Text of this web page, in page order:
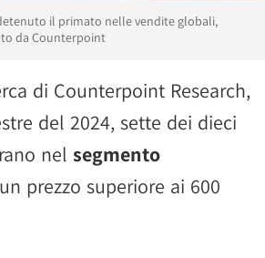
il primato nelle vendite globali,
da Counterpoint
di Counterpoint Research,
del 2024, sette dei dieci
nel segmento
prezzo superiore ai 600